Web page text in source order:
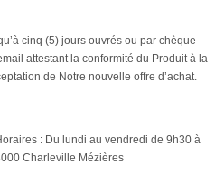
cinq (5) jours ouvrés ou par chèque
attestant la conformité du Produit à la
de Notre nouvelle offre d’achat.
: Du lundi au vendredi de 9h30 à
Charleville Mézières